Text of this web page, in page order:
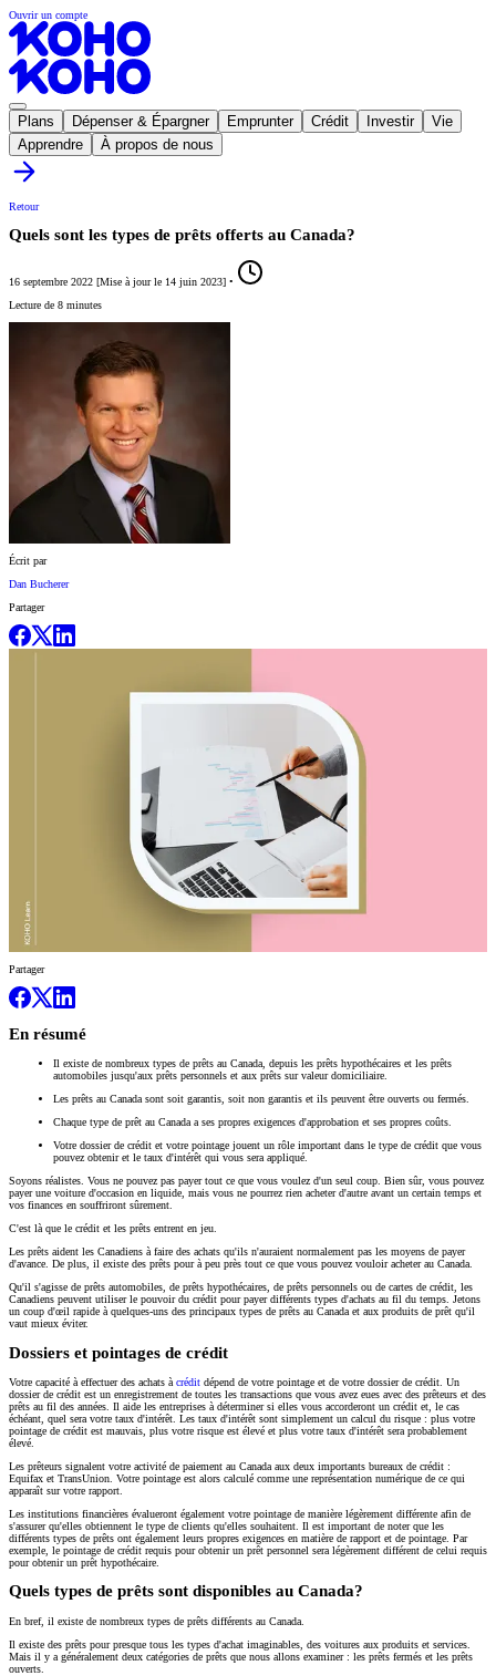
Ouvrir un compte
Plans Dépenser & Épargner Emprunter Crédit Investir
Vie
Apprendre
À propos de nous
Retour
Quels sont les types de prêts offerts au Canada?
16 septembre 2022 [Mise à jour le 14 juin 2023] •
Lecture de 8 minutes
Écrit par
Dan Bucherer
Partager
Partager
En résumé
Il existe de nombreux types de prêts au Canada, depuis les prêts hypothécaires et les prêts
automobiles jusqu'aux prêts personnels et aux prêts sur valeur domiciliaire.
Les prêts au Canada sont soit garantis, soit non garantis et ils peuvent être ouverts ou fermés.
Chaque type de prêt au Canada a ses propres exigences d'approbation et ses propres coûts.
Votre dossier de crédit et votre pointage jouent un rôle important dans le type de crédit que vous
pouvez obtenir et le taux d'intérêt qui vous sera appliqué.
Soyons réalistes. Vous ne pouvez pas payer tout ce que vous voulez d'un seul coup. Bien sûr, vous pouvez
payer une voiture d'occasion en liquide, mais vous ne pourrez rien acheter d'autre avant un certain temps et
vos finances en souffriront sûrement.
C'est là que le crédit et les prêts entrent en jeu.
Les prêts aident les Canadiens à faire des achats qu'ils n'auraient normalement pas les moyens de payer
d'avance. De plus, il existe des prêts pour à peu près tout ce que vous pouvez vouloir acheter au Canada.
Qu'il s'agisse de prêts automobiles, de prêts hypothécaires, de prêts personnels ou de cartes de crédit, les
Canadiens peuvent utiliser le pouvoir du crédit pour payer différents types d'achats au fil du temps. Jetons
un coup d'œil rapide à quelques-uns des principaux types de prêts au Canada et aux produits de prêt qu'il
vaut mieux éviter.
Dossiers et pointages de crédit
Votre capacité à effectuer des achats à crédit dépend de votre pointage et de votre dossier de crédit. Un
dossier de crédit est un enregistrement de toutes les transactions que vous avez eues avec des prêteurs et des
prêts au fil des années. Il aide les entreprises à déterminer si elles vous accorderont un crédit et, le cas
échéant, quel sera votre taux d'intérêt. Les taux d'intérêt sont simplement un calcul du risque : plus votre
pointage de crédit est mauvais, plus votre risque est élevé et plus votre taux d'intérêt sera probablement
élevé.
Les prêteurs signalent votre activité de paiement au Canada aux deux importants bureaux de crédit :
Equifax et TransUnion. Votre pointage est alors calculé comme une représentation numérique de ce qui
apparaît sur votre rapport.
Les institutions financières évalueront également votre pointage de manière légèrement différente afin de
s'assurer qu'elles obtiennent le type de clients qu'elles souhaitent. Il est important de noter que les
différents types de prêts ont également leurs propres exigences en matière de rapport et de pointage. Par
exemple, le pointage de crédit requis pour obtenir un prêt personnel sera légèrement différent de celui requis
pour obtenir un prêt hypothécaire.
Quels types de prêts sont disponibles au Canada?
En bref, il existe de nombreux types de prêts différents au Canada.
Il existe des prêts pour presque tous les types d'achat imaginables, des voitures aux produits et services.
Mais il y a généralement deux catégories de prêts que nous allons examiner : les prêts fermés et les prêts
ouverts.